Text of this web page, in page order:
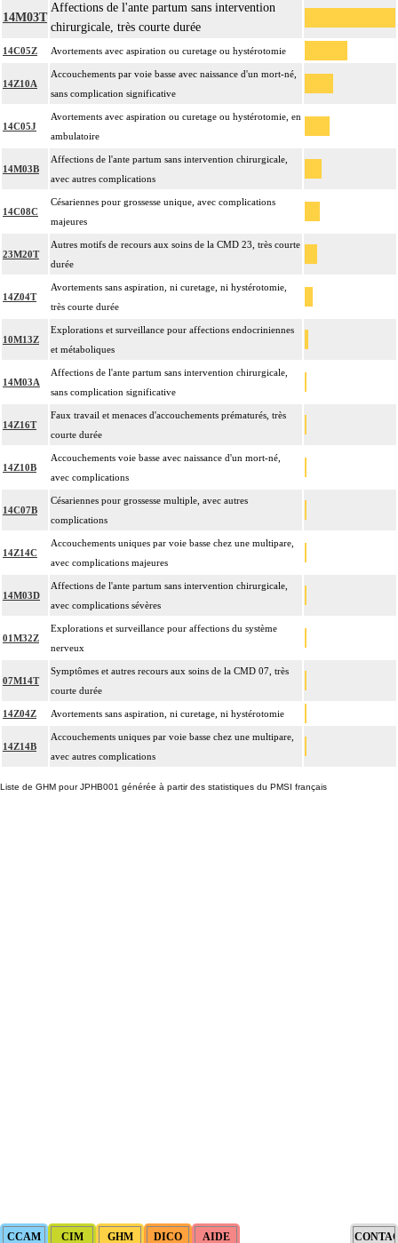
14M03T
Affections de l'ante partum sans intervention
chirurgicale, très courte durée
14C05Z Avortements avec aspiration ou curetage ou hystérotomie
14Z10A
Accouchements par voie basse avec naissance d'un mort-né,
sans complication significative
14C05J
Avortements avec aspiration ou curetage ou hystérotomie, en
ambulatoire
14M03B
Affections de l'ante partum sans intervention chirurgicale,
avec autres complications
14C08C
Césariennes pour grossesse unique, avec complications
majeures
23M20T
Autres motifs de recours aux soins de la CMD 23, très courte
durée
14Z04T
Avortements sans aspiration, ni curetage, ni hystérotomie,
très courte durée
10M13Z
Explorations et surveillance pour affections endocriniennes
et métaboliques
14M03A
Affections de l'ante partum sans intervention chirurgicale,
sans complication significative
14Z16T
Faux travail et menaces d'accouchements prématurés, très
courte durée
14Z10B
Accouchements voie basse avec naissance d'un mort-né,
avec complications
14C07B
Césariennes pour grossesse multiple, avec autres
complications
14Z14C
Accouchements uniques par voie basse chez une multipare,
avec complications majeures
14M03D
Affections de l'ante partum sans intervention chirurgicale,
avec complications sévères
01M32Z
Explorations et surveillance pour affections du système
nerveux
07M14T
Symptômes et autres recours aux soins de la CMD 07, très
courte durée
14Z04Z Avortements sans aspiration, ni curetage, ni hystérotomie
14Z14B
Accouchements uniques par voie basse chez une multipare,
avec autres complications
Liste de GHM pour JPHB001 générée à partir des statistiques du PMSI français